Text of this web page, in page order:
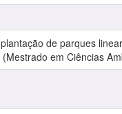
de parques
em Ciências